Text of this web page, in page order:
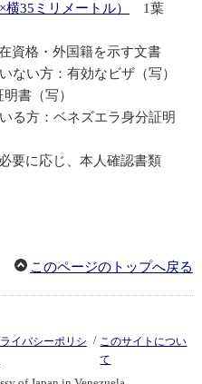
35ミリメートル）
1葉
資格・外国籍を示す文書
い方：有効なビザ（写）
書（写）
方：ベネズエラ身分証明
要に応じ、本人確認書類
このページのトップへ戻る
イバシーポリシ
/ このサイトについ
て